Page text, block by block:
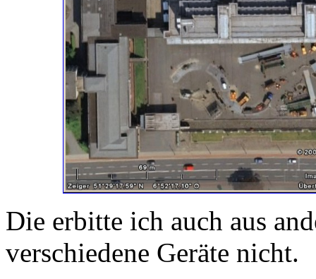
Die erbitte ich auch aus
verschiedene Geräte nicht.